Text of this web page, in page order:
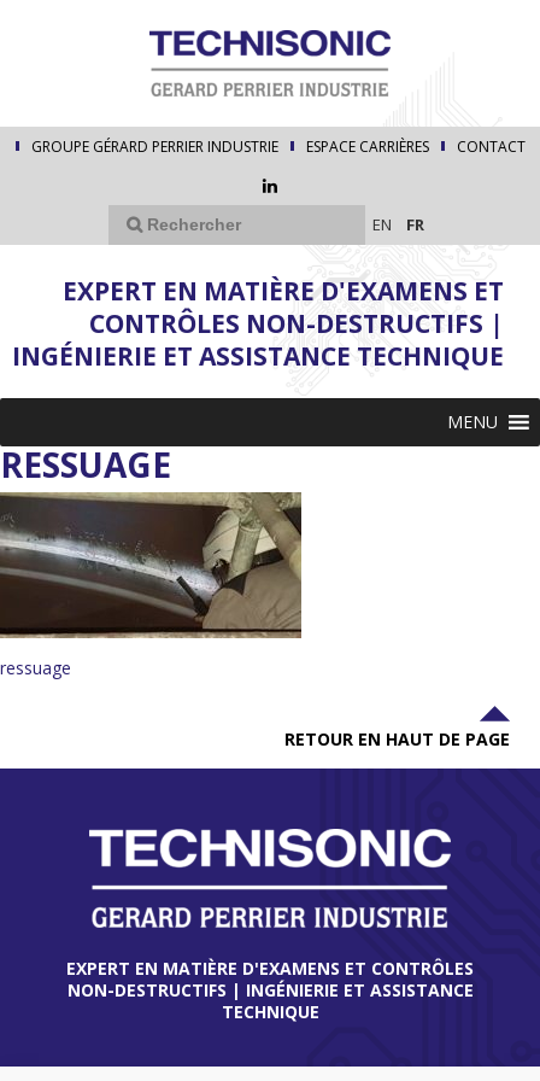
GROUPE GÉRARD PERRIER INDUSTRIE ESPACE CARRIÈRES CONTACT
EN FR
EXPERT EN MATIÈRE D'EXAMENS ET
CONTRÔLES NON-DESTRUCTIFS |
INGÉNIERIE ET ASSISTANCE TECHNIQUE
MENU
RESSUAGE
ressuage
RETOUR EN HAUT DE PAGE
EXPERT EN MATIÈRE D'EXAMENS ET CONTRÔLES
NON-DESTRUCTIFS | INGÉNIERIE ET ASSISTANCE
TECHNIQUE